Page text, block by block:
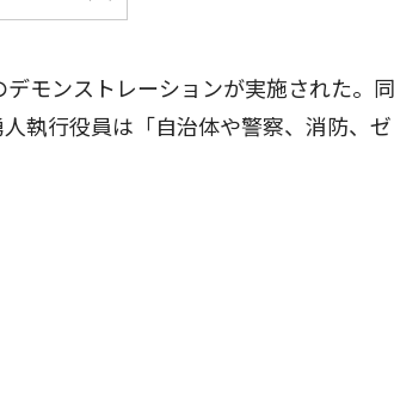
モンストレーションが実施された。同
執行役員は「自治体や警察、消防、ゼ